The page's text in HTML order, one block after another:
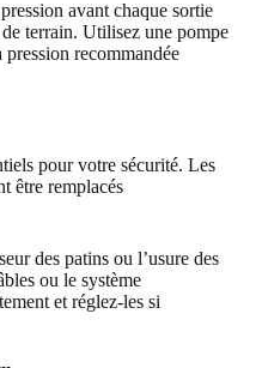
avant chaque sortie
terrain. Utilisez une pompe
recommandée
pour votre sécurité. Les
être remplacés
des patins ou l’usure des
ou le système
et réglez-les si